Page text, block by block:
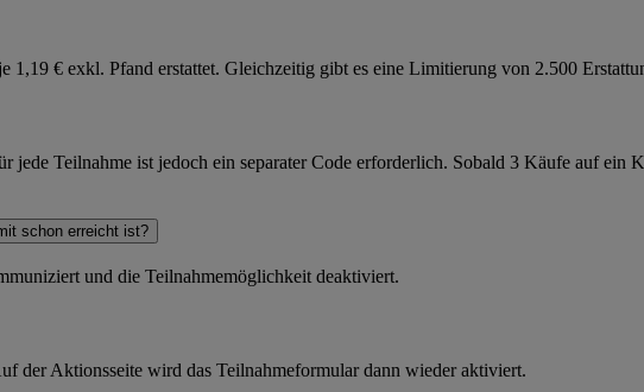
€ exkl. Pfand erstattet. Gleichzeitig gibt es eine Limitierung von 2.500
Teilnahme ist jedoch ein separater Code erforderlich. Sobald 3 Käufe auf ein
schon erreicht ist?
und die Teilnahmemöglichkeit deaktiviert.
der Aktionsseite wird das Teilnahmeformular dann wieder aktiviert.